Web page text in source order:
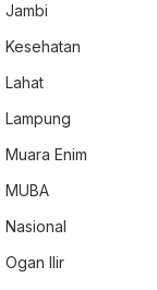
Jambi
Kesehatan
Lahat
Lampung
Muara Enim
MUBA
Nasional
Ogan Ilir